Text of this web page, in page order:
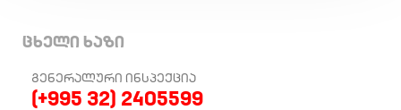
ცხელი ხაზი
ᲒᲔᲜᲔᲠᲐᲚᲣᲠᲘ ᲘᲜᲡᲞᲔᲥᲪᲘᲐ
(+995 32) 2405599